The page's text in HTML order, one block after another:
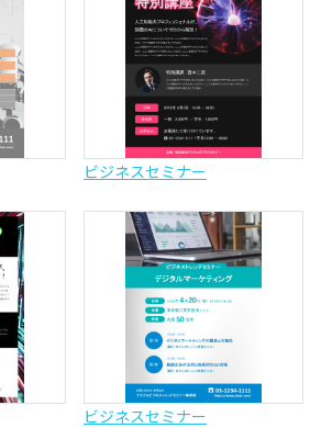
ビジネスセミナー
ビジネスセミナー